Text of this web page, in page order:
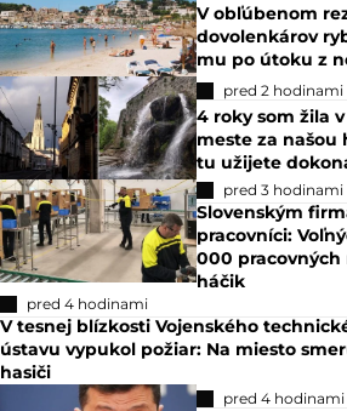
V obľúbenom
dovolenkárov
mu po útoku z
pred 2 hodinami
4 roky som žila
meste za našou
tu užijete
pred 3 hodinami
Slovenským
pracovníci:
000 pracovných
háčik
pred 4 hodinami
V tesnej blízkosti Vojenského
ústavu vypukol požiar: Na miesto
hasiči
pred 4 hodinami